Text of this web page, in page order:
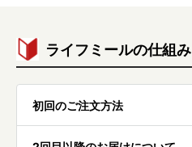
ライフミールの仕組み
初回のご注文方法